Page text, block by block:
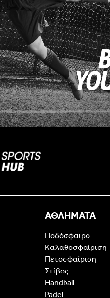
ΑΘΛΗΜΑΤΑ
Ποδόσφαιρο
Καλαθοσφαίριση
Πετοσφαίριση
Στίβος
Handball
Padel